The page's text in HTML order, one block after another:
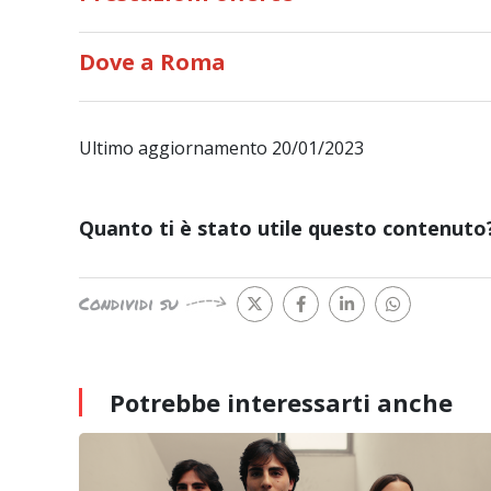
Dove a Roma
Ultimo aggiornamento 20/01/2023
Quanto ti è stato utile questo
Condividi su
Potrebbe interessarti anche